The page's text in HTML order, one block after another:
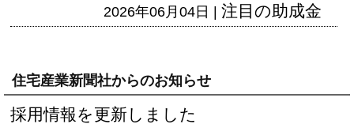
2026年06月04日 | 注目の助成金
住宅産業新聞社からのお知らせ
採用情報を更新しました